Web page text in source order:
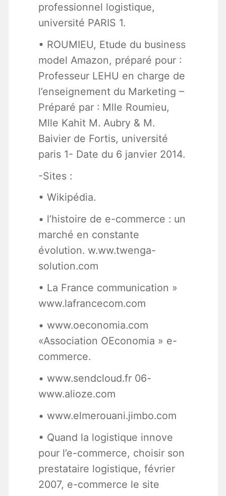
professionnel logistique,
université PARIS 1.
• ROUMIEU, Etude du business
model Amazon, préparé pour :
Professeur LEHU en charge de
l’enseignement du Marketing –
Préparé par : Mlle Roumieu,
Mlle Kahit M. Aubry & M.
Baivier de Fortis, université
paris 1- Date du 6 janvier 2014.
-Sites :
• Wikipédia.
• l’histoire de e-commerce : un
marché en constante
évolution. w.ww.twenga-
solution.com
• La France communication »
www.lafrancecom.com
• www.oeconomia.com
«Association OEconomia » e-
commerce.
• www.sendcloud.fr 06-
www.alioze.com
• www.elmerouani.jimbo.com
• Quand la logistique innove
pour l’e-commerce, choisir son
prestataire logistique, février
2007, e-commerce le site